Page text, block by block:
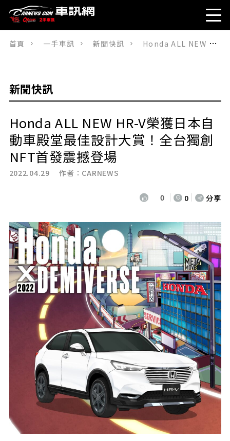
首頁 一手車訊 新聞快訊 Honda ALL NEW HR-V榮獲日本自動車殿堂最佳設計大賞！全台獨創NFT首發震撼登場
新聞快訊
Honda ALL NEW HR-V榮獲日本自
動車殿堂最佳設計大賞！全台獨創
NFT首發震撼登場
2022.04.29 作者： CARNEWS
0 0 分享